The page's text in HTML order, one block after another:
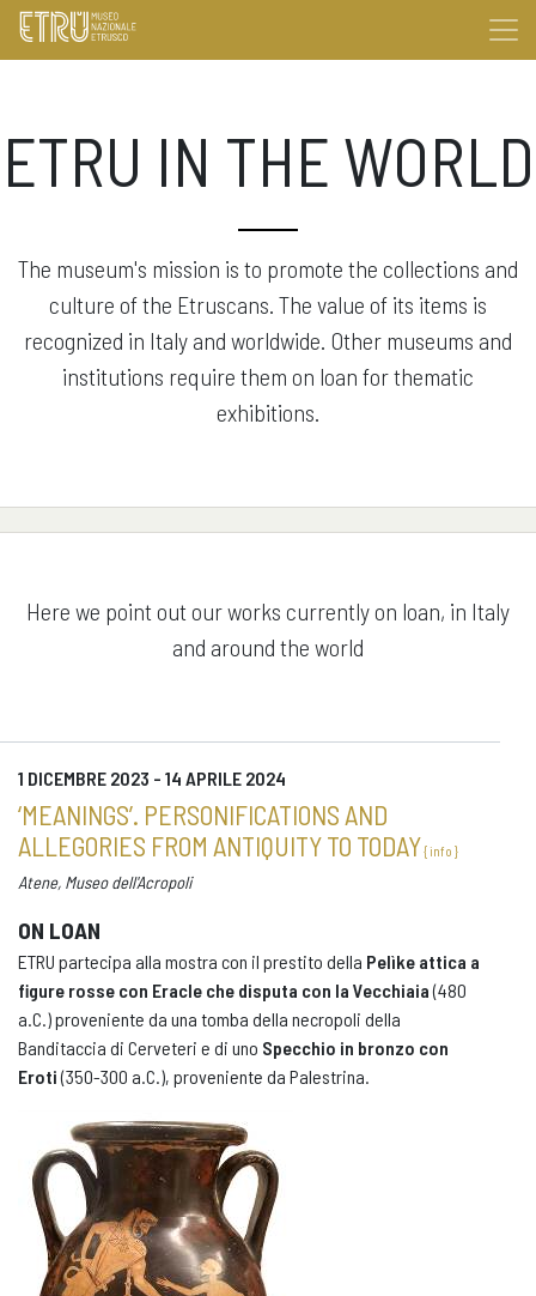
ETRU IN THE WORLD
The museum's mission is to promote the collections and
culture of the Etruscans. The value of its items is
recognized in Italy and worldwide. Other museums and
institutions require them on loan for thematic
exhibitions.
Here we point out our works currently on loan, in Italy
and around the world
1 DICEMBRE 2023 - 14 APRILE 2024
‘MEANINGS’. PERSONIFICATIONS AND
ALLEGORIES FROM ANTIQUITY TO TODAY{ info }
Atene, Museo dell'Acropoli
ON LOAN
ETRU partecipa alla mostra con il prestito della Pelìke attica a
figure rosse con Eracle che disputa con la Vecchiaia(480
a.C.) proveniente da una tomba della necropoli della
Banditaccia di Cerveteri e di uno Specchio in bronzo con
Eroti(350-300 a.C.), proveniente da Palestrina.